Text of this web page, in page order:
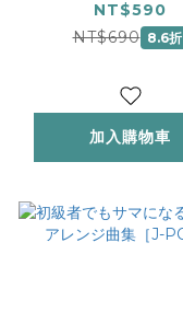
NT$590
NT$690 8.6折
加入購物車